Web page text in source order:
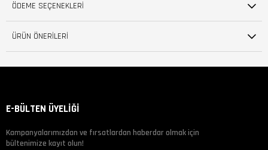
ÖDEME SEÇENEKLERI
ÜRÜN ÖNERILERI
E-BÜLTEN ÜYELİĞİ
Kampanyalarımızdan ve fırsatlardan haberdar olmak için
bültenimize kayıt olun!